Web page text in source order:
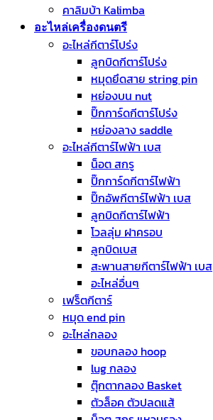
คาลิมบ้า Kalimba
อะไหล่เครื่องดนตรี
อะไหล่กีตาร์โปร่ง
ลูกบิดกีตาร์โปร่ง
หมุดยึดสาย string pin
หย่องบน nut
ปิ๊กการ์ดกีตาร์โปร่ง
หย่องลาง saddle
อะไหล่กีตาร์ไฟฟ้า เบส
น็อต สกรู
ปิ๊กการ์ดกีตาร์ไฟฟ้า
ปิ๊กอัพกีตาร์ไฟฟ้า เบส
ลูกบิดกีตาร์ไฟฟ้า
โวลลุ่ม ฝาครอบ
ลูกบิดเบส
สะพานสายกีตาร์ไฟฟ้า เบส
อะไหล่อื่นๆ
เฟร็ตกีตาร์
หมุด end pin
อะไหล่กลอง
ขอบกลอง hoop
lug กลอง
ตุ๊กตากลอง Basket
ตัวล็อค ตัวปลดแส้